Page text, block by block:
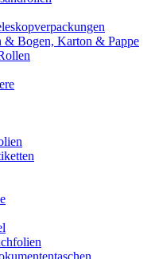
& Bogen, Karton & Pappe